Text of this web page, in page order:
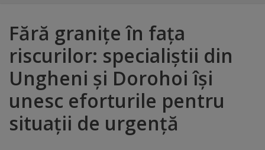
brand
Orașe
înfrățite
Distincții
Cetățeni
Fără granițe în fața
riscurilor: specialiștii din
Ungheni și Dorohoi își
unesc eforturile pentru
situații de urgență